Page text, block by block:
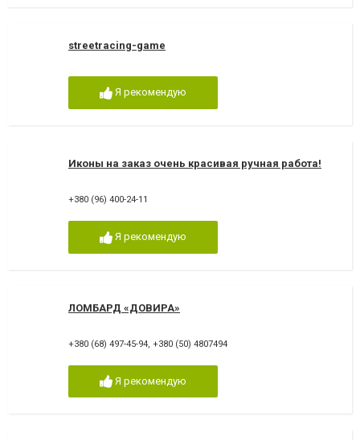
streetracing-game
Я рекомендую
Иконы на заказ очень красивая ручная работа!
+380 (96) 400-24-11
Я рекомендую
ЛОМБАРД «ДОВИРА»
+380 (68) 497-45-94, +380 (50) 4807494
Я рекомендую